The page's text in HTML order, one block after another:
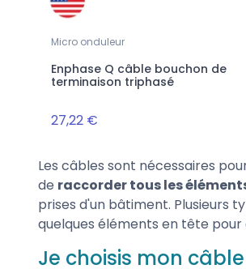
Les câbles sont nécessaires
de raccorder tous les
prises d'un bâtiment. Plusieurs
quelques éléments en tête
Je choisis mon
Micro onduleur
Enphase Q câble bouchon de
terminaison triphasé
27,22 €